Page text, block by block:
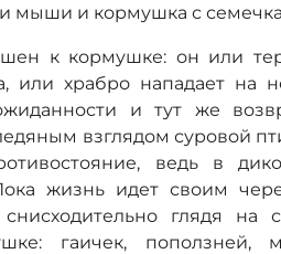
мыши и кормушка с
к кормушке: он или
или храбро нападает на
и тут же
взглядом суровой
ведь в
жизнь идет своим
глядя на
гаичек, поползней,